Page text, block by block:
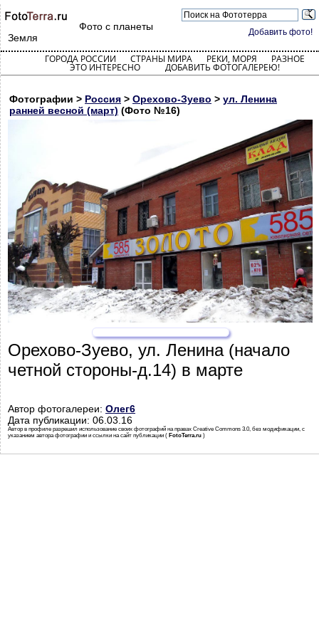
Добавить фото!
Фото с планеты
Земля
ГОРОДА РОССИИ СТРАНЫ МИРА РЕКИ, МОРЯ РАЗНОЕ
ЭТО ИНТЕРЕСНО ДОБАВИТЬ ФОТОГАЛЕРЕЮ!
Фотографии > Россия > Орехово-Зуево > ул. Ленина
ранней весной (март) (Фото №16)
Орехово-Зуево, ул. Ленина (начало
четной стороны-д.14) в марте
Автор фотогалереи: Олег6
Дата публикации: 06.03.16
Автор в профиле разрешил использование своих фотографий на правах Creative Commons 3.0, без модификации, с
указанием автора фотографии и ссылки на сайт публикации ( FotoTerra.ru )